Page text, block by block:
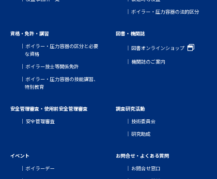
ボイラー・圧力容器の法的区分
資格・免許・講習
ボイラー・圧力容器の区分と必要
な資格
ボイラー技士等関係免許
ボイラー・圧力容器の技能講習、
特別教育
図書・機関誌
図書オンラインショップ
機関誌のご案内
安全管理審査・使用前安全管理審査
安全管理審査
調査研究活動
技術委員会
研究助成
イベント
ボイラーデー
お問合せ・よくある質問
お問合せ窓口